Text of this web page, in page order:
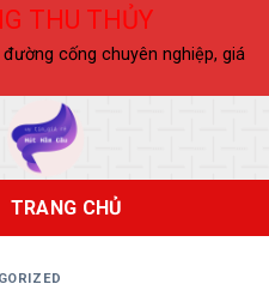
THU THỦY
cống chuyên nghiệp, giá
TRANG CHỦ